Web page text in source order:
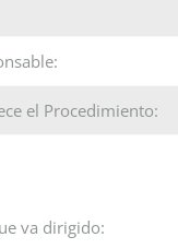
el Procedimiento:
va dirigido: